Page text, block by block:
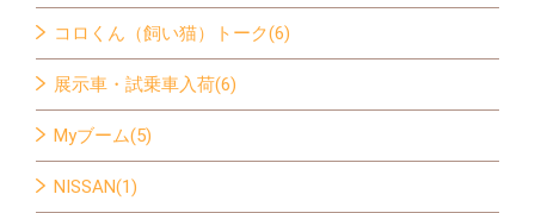
コロくん（飼い猫）トーク(6)
展示車・試乗車入荷(6)
Myブーム(5)
NISSAN(1)